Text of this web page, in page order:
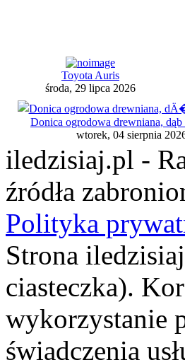
Toyota Auris
środa, 29 lipca 2026
Donica ogrodowa drewniana, dąb
wtorek, 04 sierpnia
iledzisiaj.pl -
źródła
Polityka
Strona
ciasteczka).
wykorzystanie
świadczenia